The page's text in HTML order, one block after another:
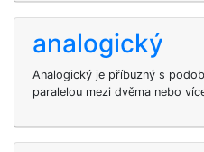
analogický
Analogický je příbuzný s
paralelou mezi dvěma nebo